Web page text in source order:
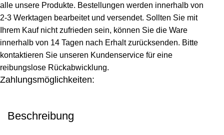
alle unsere Produkte. Bestellungen werden innerhalb von
2-3 Werktagen bearbeitet und versendet. Sollten Sie mit
Ihrem Kauf nicht zufrieden sein, können Sie die Ware
innerhalb von 14 Tagen nach Erhalt zurücksenden. Bitte
kontaktieren Sie unseren Kundenservice für eine
reibungslose Rückabwicklung.
Zahlungsmöglichkeiten:
Beschreibung